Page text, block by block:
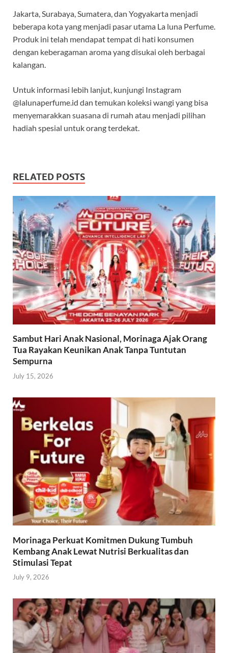
Jakarta, Surabaya, Sumatera, dan Yogyakarta menjadi
beberapa kota yang menjadi pasar utama La luna Perfume.
Produk ini telah mendapat tempat di hati konsumen
dengan keberagaman aroma yang disukai oleh berbagai
kalangan.
Untuk informasi lebih lanjut, kunjungi Instagram
@lalunaperfume.id dan temukan koleksi wangi yang bisa
menyemarakkan suasana di rumah atau menjadi pilihan
hadiah spesial untuk orang terdekat.
RELATED POSTS
Sambut Hari Anak Nasional, Morinaga Ajak Orang
Tua Rayakan Keunikan Anak Tanpa Tuntutan
Sempurna
July 15, 2026
Morinaga Perkuat Komitmen Dukung Tumbuh
Kembang Anak Lewat Nutrisi Berkualitas dan
Stimulasi Tepat
July 9, 2026